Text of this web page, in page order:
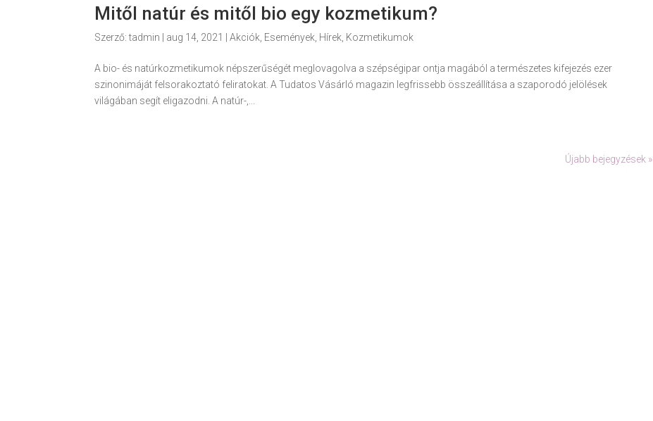
Mitől natúr és mitől bio egy kozmetikum?
Szerző:tadmin aug 14, 2021 |Akciók Események Hírek Kozmetikumok
A bio- és natúrkozmetikumok népszerűségét meglovagolva a szépségipar ontja magából a természetes kifejezés ezer
szinonimáját felsorakoztató feliratokat. A Tudatos Vásárló magazin legfrissebb összeállítása a szaporodó jelölések
világában segít eligazodni. A natúr-,...
Újabb bejegyzések »